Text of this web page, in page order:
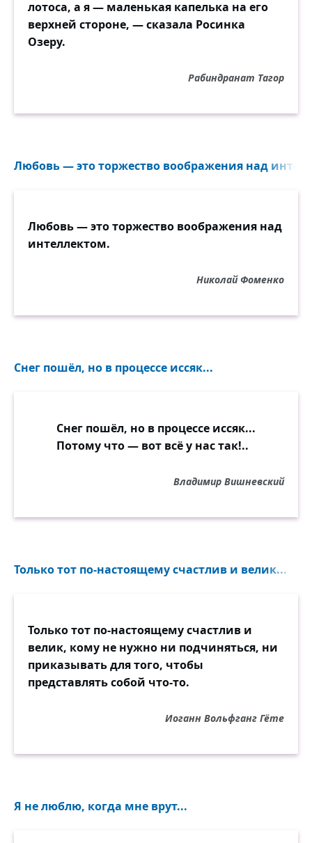
лотоса, а я — маленькая капелька на его
верхней стороне, — сказала Росинка
Озеру.
Рабиндранат Тагор
Любовь — это торжество воображения над
Любовь — это торжество воображения над
интеллектом.
Николай Фоменко
Снег пошёл, но в процессе иссяк...
Снег пошёл, но в процессе иссяк...
Потому что — вот всё у нас так!..
Владимир Вишневский
Только тот по-настоящему счастлив и велик...
Только тот по-настоящему счастлив и
велик, кому не нужно ни подчиняться, ни
приказывать для того, чтобы
представлять собой что-то.
Иоганн Вольфганг Гёте
Я не люблю, когда мне врут...